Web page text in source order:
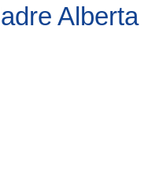
Alberta